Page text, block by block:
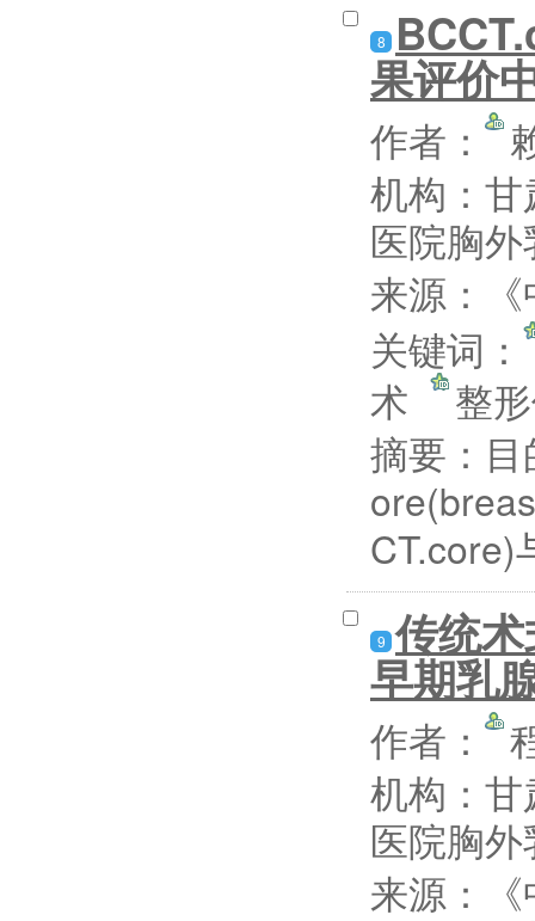
8
果评价
作者：
机构：
医院胸
来源：
关键词：
术
整
摘要：
CT.core)
9 传统
早期乳
作者：
机构：
医院胸
来源：